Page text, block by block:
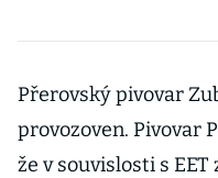
Přerovský pivovar
provozoven. Pivovar
že v souvislosti s